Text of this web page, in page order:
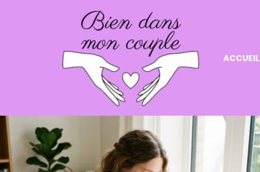
ACCUEIL
NOS
DERNIERS
ARTICLES